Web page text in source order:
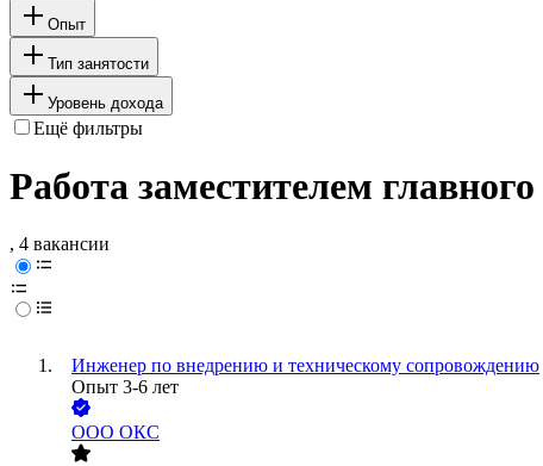
Опыт
Тип занятости
Уровень дохода
Ещё фильтры
Работа заместителем
, 4 вакансии
Инженер по внедрению и техническому сопровождению
Опыт 3-6 лет
ООО ОКС